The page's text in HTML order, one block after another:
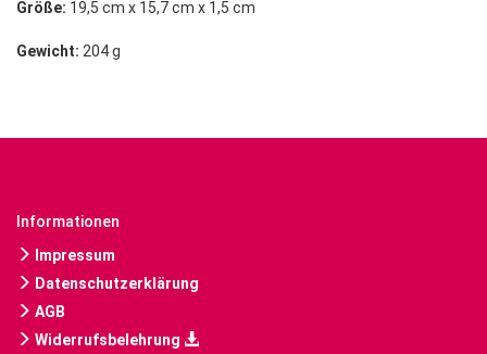
Größe: 19,5 cm x 15,7 cm x 1,5 cm
Gewicht: 204 g
Informationen
Impressum
Datenschutzerklärung
AGB
Widerrufsbelehrung